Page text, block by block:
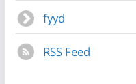
fyyd
RSS Feed